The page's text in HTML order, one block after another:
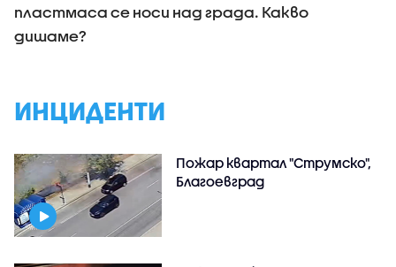
пластмаса се носи над града. Какво
дишаме?
ИНЦИДЕНТИ
Пожар квартал "Струмско",
Благоевград